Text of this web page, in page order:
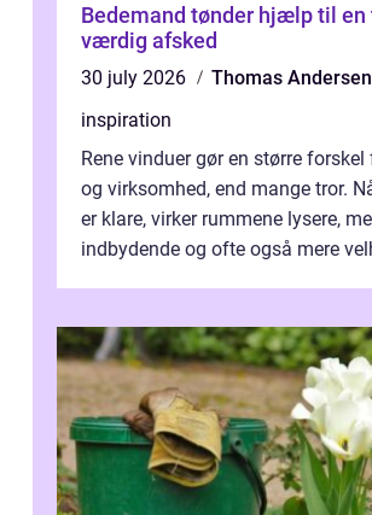
Bedemand tønder hjælp til en tryg og
værdig afsked
30 july 2026
Thomas Andersen
inspiration
Rene vinduer gør en større forskel
og virksomhed, end mange tror.
er klare, virker rummene lysere,
indbydende og ofte også mere